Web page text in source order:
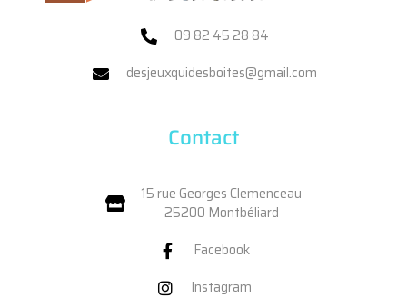
09 82 45 28 84
desjeuxquidesboites@gmail.com
Contact
15 rue Georges Clemenceau
25200 Montbéliard
Facebook
Instagram